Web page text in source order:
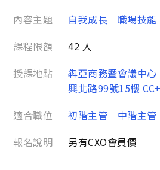
內容主題
自我成長 職場技能
課程限額
42 人
授課地點
犇亞商務暨會議中
興北路99號15樓
適合職位
初階主管 中階主管
報名說明
另有CXO會員價